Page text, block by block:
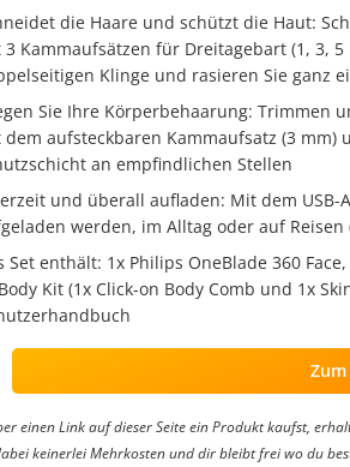
die Haare und schützt die Haut:
3 Kammaufsätzen für Dreitagebart (1, 3,
Klinge und rasieren Sie ganz
Sie Ihre Körperbehaarung: Trimmen
dem aufsteckbaren Kammaufsatz (3
an empfindlichen Stellen
und überall aufladen: Mit dem
werden, im Alltag oder auf
Set enthält: 1x Philips OneBlade 360
Kit (1x Click-on Body Comb und 1x
Zum
einen Link auf dieser Seite ein Produkt kaufst,
keinerlei Mehrkosten und dir bleibt frei wo du